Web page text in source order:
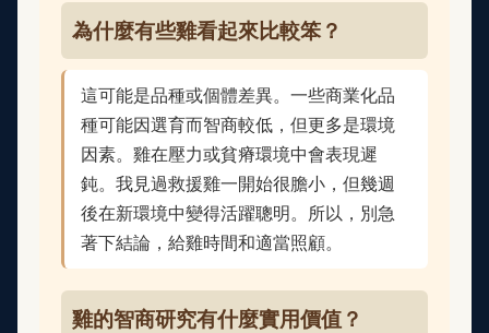
為什麼有些雞看起來比較笨？
這可能是品種或個體差異。一些商業化品
種可能因選育而智商較低，但更多是環境
因素。雞在壓力或貧瘠環境中會表現遲
鈍。我見過救援雞一開始很膽小，但幾週
後在新環境中變得活躍聰明。所以，別急
著下結論，給雞時間和適當照顧。
雞的智商研究有什麼實用價值？